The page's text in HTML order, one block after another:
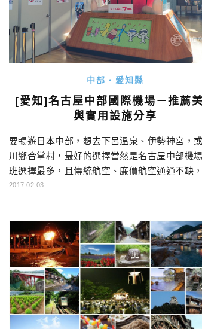
中部・愛知縣
[愛知]名古屋中部國際機場－推薦
與實用設施分享
要暢遊日本中部，想去下呂溫泉、伊勢神宮，
川鄉合掌村，最好的選擇當然是名古屋中部機
班選擇最多，且傳統航空、廉價航空通通不缺
又有膠囊旅館進駐，讓想小資玩日本的朋友多了
有沒有美食，以及一定有用的設施哦！ 名古屋
場小檔案 名稱:中部國際機場 官網 所在地:愛知
場代碼:NGO […]…
2017-02-03